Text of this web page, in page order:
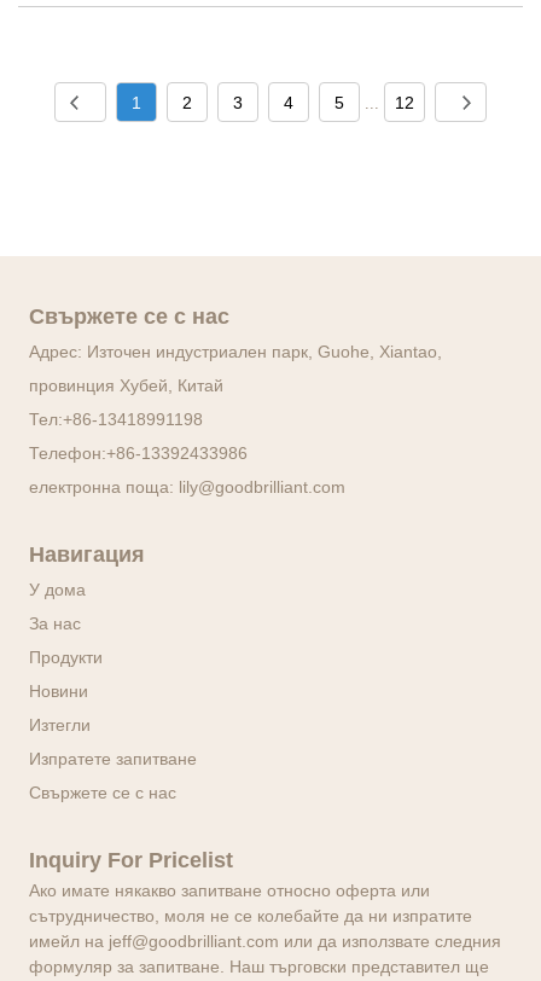
1 2 3 4 5 12
Свържете се с нас
Адрес: Източен индустриален парк, Guohe, Xiantao,
провинция Хубей, Китай
Тел:+86-13418991198
Телефон:+86-13392433986
електронна поща: lily@goodbrilliant.com
Навигация
У дома
За нас
Продукти
Новини
Изтегли
Изпратете запитване
Свържете се с нас
Inquiry For Pricelist
Ако имате някакво запитване относно оферта или
сътрудничество, моля не се колебайте да ни изпратите
имейл на jeff@goodbrilliant.com или да използвате следния
формуляр за запитване. Наш търговски представител ще